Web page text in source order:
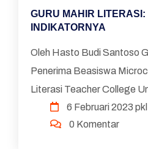
GURU MAHIR LITERASI:
INDIKATORNYA
Oleh Hasto Budi Santoso
Penerima Beasiswa
Literasi Teacher College
Saat ini sedang
implementasi Rapo...
6 Februari 2023
0 Komentar